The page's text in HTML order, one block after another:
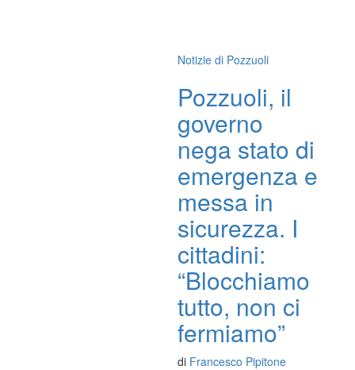
Notizie di Pozzuoli
Pozzuoli, il
governo
nega stato di
emergenza e
messa in
sicurezza. I
cittadini:
“Blocchiamo
tutto, non ci
fermiamo”
di Francesco Pipitone